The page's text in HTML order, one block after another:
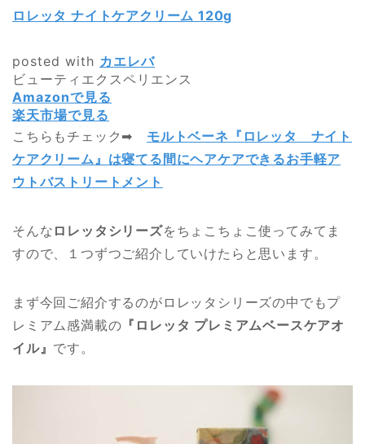
ロレッタ ナイトケアクリーム 120g
posted with カエレバ
ビューティエクスペリエンス
Amazonで見る
楽天市場で見る
こちらもチェック➡︎
モルトベーネ『ロレッタ ナイト
ケアクリーム』は寝てる間にヘアケアできるお手軽ア
ウトバストリートメント
そんな ロレッタシリーズをちょこちょこ使ってみてま
すので、１つずつご紹介していけたらと思います。
まず今回ご紹介するのがロレッタシリーズの中でもプ
レミアム感満載の 『ロレッタ プレミアムベースケアオ
イル』 です。